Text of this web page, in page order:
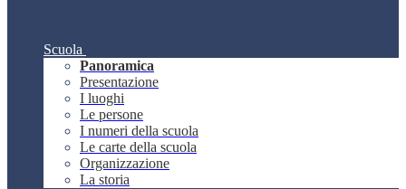
Scuola
Panoramica
Presentazione
I luoghi
Le persone
I numeri della scuola
Le carte della scuola
Organizzazione
La storia